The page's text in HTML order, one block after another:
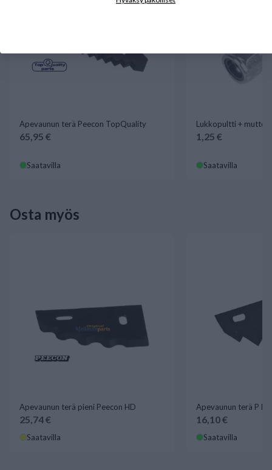
Apevaunun terä Peecon TopQuality
65,95 €
Saatavilla
Lukkopultti +
1,25 €
Saatavilla
Osta myös
Apevaunun terä pieni Peecon HD
25,74 €
Saatavilla
Apevaunun terä P
16,10 €
Saatavilla